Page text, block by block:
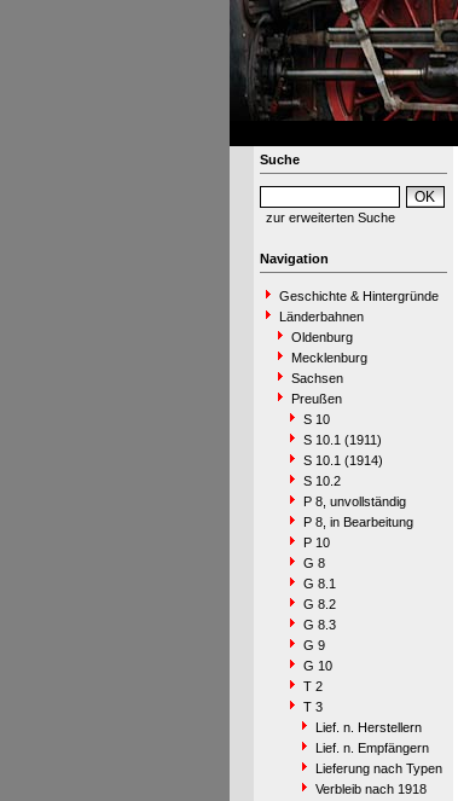
Suche
zur erweiterten Suche
Navigation
Geschichte & Hintergründe
Länderbahnen
Oldenburg
Mecklenburg
Sachsen
Preußen
S 10
S 10.1 (1911)
S 10.1 (1914)
S 10.2
P 8, unvollständig
P 8, in Bearbeitung
P 10
G 8
G 8.1
G 8.2
G 8.3
G 9
G 10
T 2
T 3
Lief. n. Herstellern
Lief. n. Empfängern
Lieferung nach Typen
Verbleib nach 1918